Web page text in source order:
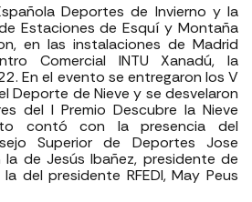
Deportes de Invierno y la
Estaciones de Esquí y Montaña
en las instalaciones de Madrid
Comercial INTU Xanadú, la
En el evento se entregaron los V
Deporte de Nieve y se desvelaron
del I Premio Descubre la Nieve
contó con la presencia del
Superior de Deportes Jose
de Jesús Ibañez, presidente de
del presidente RFEDI, May Peus